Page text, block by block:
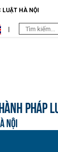
HÀ NỘI
pháp
NỘI